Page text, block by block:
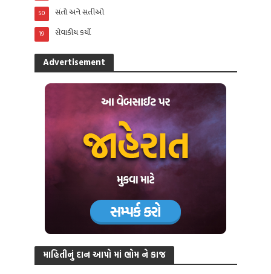
સંતો અને સતીઓ
50
સેવાકીય કર્યો
19
Advertisement
માહિતીનું દાન આપો માં ભોમ ને કાજ